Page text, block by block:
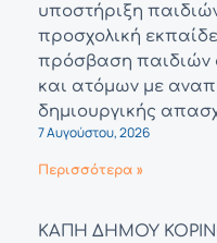
υποστήριξη
προσχολική
πρόσβαση παιδιών
και ατόμων με
δημιουργικής
7 Αυγούστου, 2026
Περισσότερα »
ΚΑΠΗ ΔΗΜΟΥ